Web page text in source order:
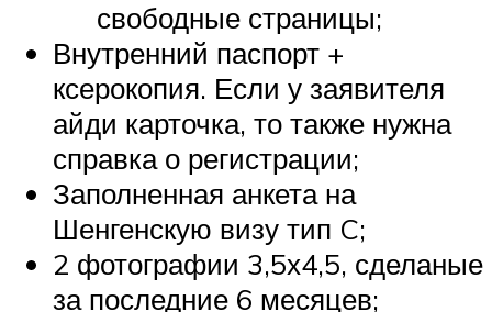
свободные страницы;
Внутренний паспорт +
ксерокопия. Если у заявителя
айди карточка, то также нужна
справка о регистрации;
Заполненная анкета на
Шенгенскую визу тип C;
2 фотографии 3,5х4,5, сделаные
за последние 6 месяцев;